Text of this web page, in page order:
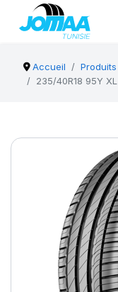
Accueil Produits
235/40R18 95Y XL